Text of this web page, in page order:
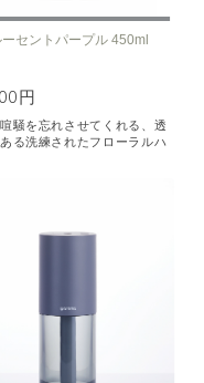
ーセントパープル 450ml
円
騒を忘れさせてくれる、透
る洗練されたフローラルハ